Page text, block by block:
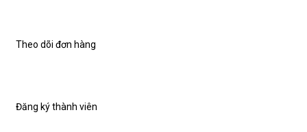
Theo dõi đơn hàng
Đăng ký thành viên